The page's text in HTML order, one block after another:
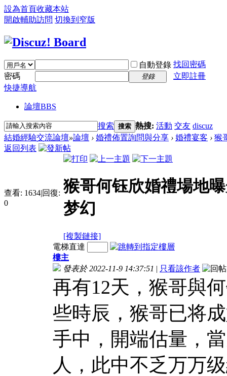
設為首頁收藏本站
開啟輔助訪問 切換到窄版
自動登錄 找回密碼
密碼
登錄
立即註冊
快捷導航
論壇BBS
搜索 搜索 熱搜: 活動 交友 discuz
結婚經驗交流論壇»論壇 › 婚禮佈置詢問與分享 › 婚禮宴客 › 猴
返回列表
查看: 1634|回復:
0
猴哥何钰欣婚禮場地
梦幻
[複製鏈接]
電梯直達
樓主
發表於 2022-11-9 14:37:51 | 只看該作者
再有12天，猴哥與
些時辰，猴哥已将
手中，開端估量，
人，此中不乏万万